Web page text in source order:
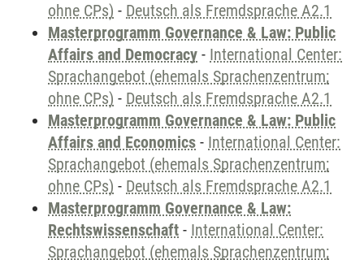
ohne CPs) - Deutsch als Fremdsprache A2.1
Masterprogramm Governance & Law: Public
Affairs and Democracy - International Center:
Sprachangebot (ehemals Sprachenzentrum;
ohne CPs) - Deutsch als Fremdsprache A2.1
Masterprogramm Governance & Law: Public
Affairs and Economics - International Center:
Sprachangebot (ehemals Sprachenzentrum;
ohne CPs) - Deutsch als Fremdsprache A2.1
Masterprogramm Governance & Law:
Rechtswissenschaft - International Center:
Sprachangebot (ehemals Sprachenzentrum;